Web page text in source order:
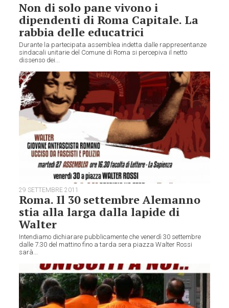
Non di solo pane vivono i
dipendenti di Roma Capitale. La
rabbia delle educatrici
Durante la partecipata assemblea indetta dalle rappresentanze
sindacali unitarie del Comune di Roma si percepiva il netto
dissenso dei...
29 SETTEMBRE 2011
Roma. Il 30 settembre Alemanno
stia alla larga dalla lapide di
Walter
Intendiamo dichiarare pubblicamente che venerdì 30 settembre
dalle 7.30 del mattino fino a tarda sera piazza Walter Rossi
sarà...